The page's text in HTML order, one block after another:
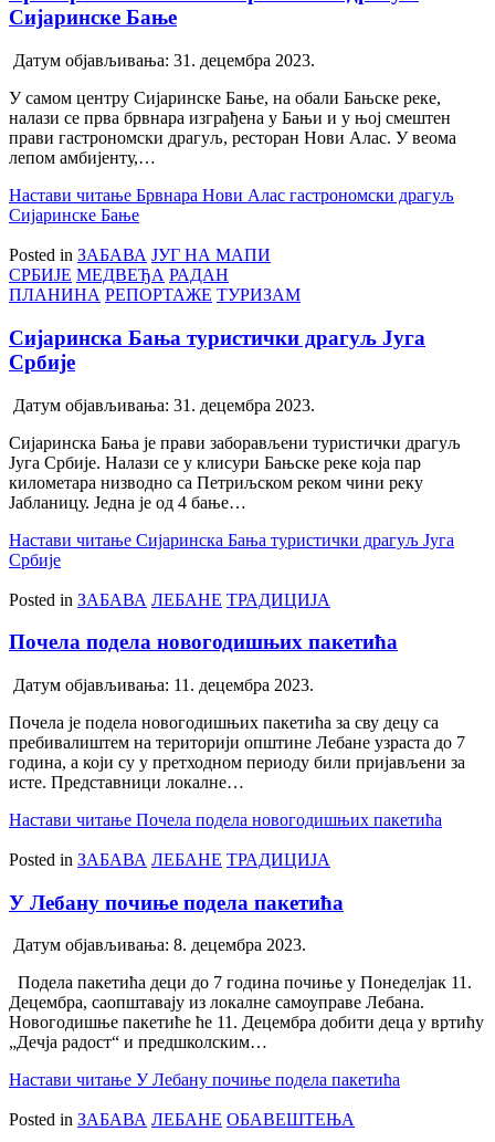
Сијаринске Бање
Датум објављивања: 31. децембра 2023.
У самом центру Сијаринске Бање, на обали Бањске реке,
налази се прва брвнара изграђена у Бањи и у њој смештен
прави гастрономски драгуљ, ресторан Нови Алас. У веома
лепом амбијенту,…
Настави читање Брвнара Нови Алас гастрономски драгуљ
Сијаринске Бање
Posted in ЗАБАВА ЈУГ НА МАПИ
СРБИЈЕ МЕДВЕЂА РАДАН
ПЛАНИНА РЕПОРТАЖЕ ТУРИЗАМ
Сијаринска Бања туристички драгуљ Југа
Србије
Датум објављивања: 31. децембра 2023.
Сијаринска Бања је прави заборављени туристички драгуљ
Југа Србије. Налази се у клисури Бањске реке која пар
километара низводно са Петриљском реком чини реку
Јабланицу. Једна је од 4 бање…
Настави читање Сијаринска Бања туристички драгуљ Југа
Србије
Posted in ЗАБАВА ЛЕБАНЕ ТРАДИЦИЈА
Почела подела новогодишњих пакетића
Датум објављивања: 11. децембра 2023.
Почела је подела новогодишњих пакетића за сву децу са
пребивалиштем на територији општине Лебане узраста до 7
година, а који су у претходном периоду били пријављени за
исте. Представници локалне…
Настави читање Почела подела новогодишњих пакетића
Posted in ЗАБАВА ЛЕБАНЕ ТРАДИЦИЈА
У Лебану почиње подела пакетића
Датум објављивања: 8. децембра 2023.
Подела пакетића деци до 7 година почиње у Понеделјак 11.
Децембра, саопштавају из локалне самоуправе Лебана.
Новогодишње пакетиће ће 11. Децембра добити деца у вртићу
„Дечја радост“ и предшколским…
Настави читање У Лебану почиње подела пакетића
Posted in ЗАБАВА ЛЕБАНЕ ОБАВЕШТЕЊА